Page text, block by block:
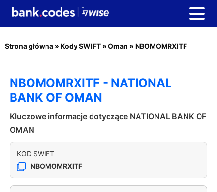
Strona główna » Kody SWIFT » Oman » NBOMOMRXITF
NBOMOMRXITF - NATIONAL
BANK OF OMAN
Kluczowe informacje dotyczące NATIONAL BANK OF
OMAN
KOD SWIFT
NBOMOMRXITF